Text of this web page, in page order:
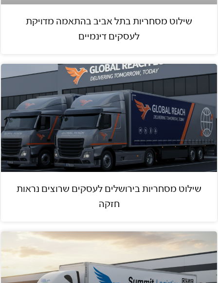
שילוט מסחריות בתל אביב בהתאמה מדויקת
לעסקים דינמיים
שילוט מסחריות בירושלים לעסקים שרוצים נראות
חזקה